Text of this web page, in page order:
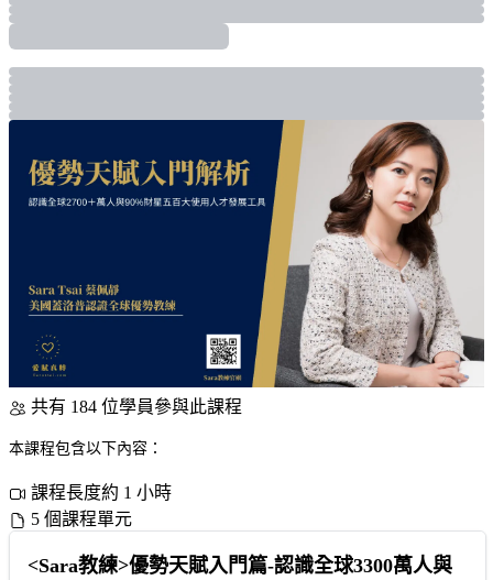
共有 184 位學員參與此課程
本課程包含以下內容：
課程長度約 1 小時
5 個課程單元
<Sara教練>優勢天賦入門篇-認識全球3300萬人與